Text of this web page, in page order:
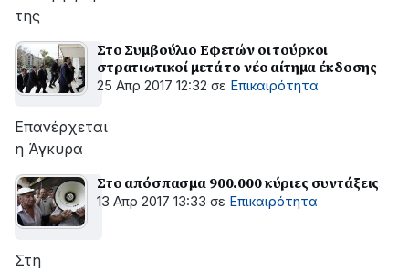
της
Στο Συμβούλιο Εφετών οι τούρκοι
στρατιωτικοί μετά το νέο αίτημα έκδοσης
25 Απρ 2017 12:32 σε Επικαιρότητα
Επανέρχεται
η Άγκυρα
Στο απόσπασμα 900.000 κύριες συντάξεις
13 Απρ 2017 13:33 σε Επικαιρότητα
Στη